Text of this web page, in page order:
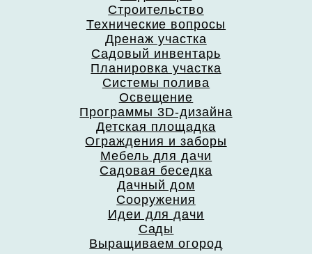
Строительство
Технические вопросы
Дренаж участка
Садовый инвентарь
Планировка участка
Системы полива
Освещение
Программы 3D-дизайна
Детская площадка
Ограждения и заборы
Мебель для дачи
Садовая беседка
Дачный дом
Сооружения
Идеи для дачи
Сады
Выращиваем огород